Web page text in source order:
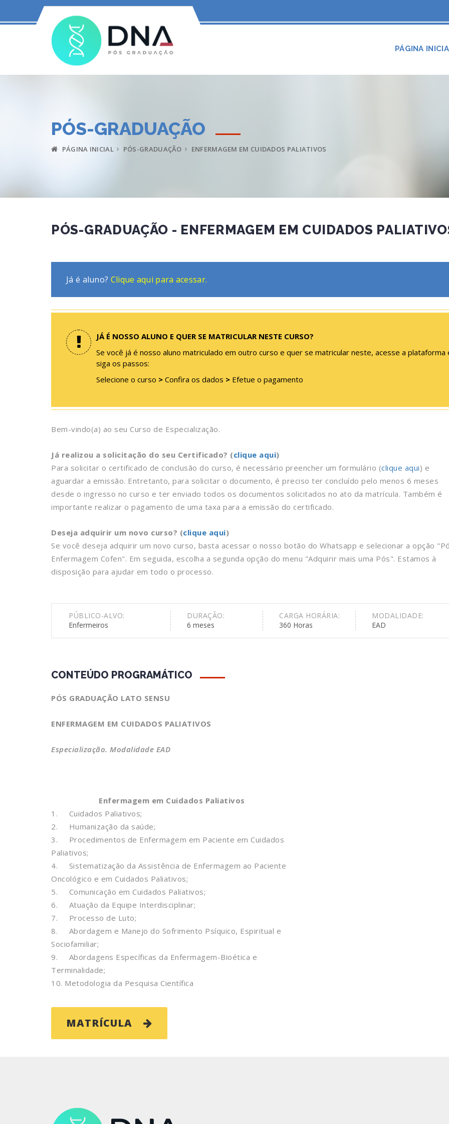
PÁGINA
PÓS-GRADUAÇÃO
PÁGINA INICIAL PÓS-GRADUAÇÃO ENFERMAGEM EM CUIDADOS PALIATIVOS
PÓS-GRADUAÇÃO - ENFERMAGEM EM CUIDADOS
Já é aluno? Clique aqui para acessar.
JÁ É NOSSO ALUNO E QUER SE MATRICULAR NESTE CURSO?
Se você já é nosso aluno matriculado em outro curso e quer se matricular neste, acesse a plataforma
siga os passos:
Selecione o curso > Confira os dados > Efetue o pagamento
Bem-vindo(a) ao seu Curso de Especialização.
Já realizou a solicitação do seu Certificado? (clique aqui)
Para solicitar o certificado de conclusão do curso, é necessário preencher um formulário (clique aqui) e
aguardar a emissão. Entretanto, para solicitar o documento, é preciso ter concluído pelo menos 6 meses
desde o ingresso no curso e ter enviado todos os documentos solicitados no ato da matrícula. Também é
importante realizar o pagamento de uma taxa para a emissão do certificado.
Deseja adquirir um novo curso? (clique aqui)
Se você deseja adquirir um novo curso, basta acessar o nosso botão do Whatsapp e selecionar a opção
Enfermagem Cofen". Em seguida, escolha a segunda opção do menu "Adquirir mais uma Pós". Estamos à
disposição para ajudar em todo o processo.
PÚBLICO-ALVO:
Enfermeiros
DURAÇÃO:
6 meses
CARGA HORÁRIA:
360 Horas
MODALIDADE:
EAD
CONTEÚDO PROGRAMÁTICO
PÓS GRADUAÇÃO LATO SENSU
ENFERMAGEM EM CUIDADOS PALIATIVOS
Especialização. Modalidade EAD
Enfermagem em Cuidados Paliativos
1. Cuidados Paliativos;
2. Humanização da saúde;
3. Procedimentos de Enfermagem em Paciente em Cuidados
Paliativos;
4. Sistematização da Assistência de Enfermagem ao Paciente
Oncológico e em Cuidados Paliativos;
5. Comunicação em Cuidados Paliativos;
6. Atuação da Equipe Interdisciplinar;
7. Processo de Luto;
8. Abordagem e Manejo do Sofrimento Psíquico, Espiritual e
Sociofamiliar;
9. Abordagens Específicas da Enfermagem-Bioética e
Terminalidade;
10. Metodologia da Pesquisa Científica
MATRÍCULA